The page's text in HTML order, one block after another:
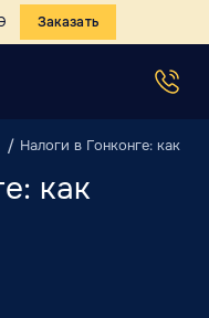
Заказать
Налоги в Гонконге: как
как